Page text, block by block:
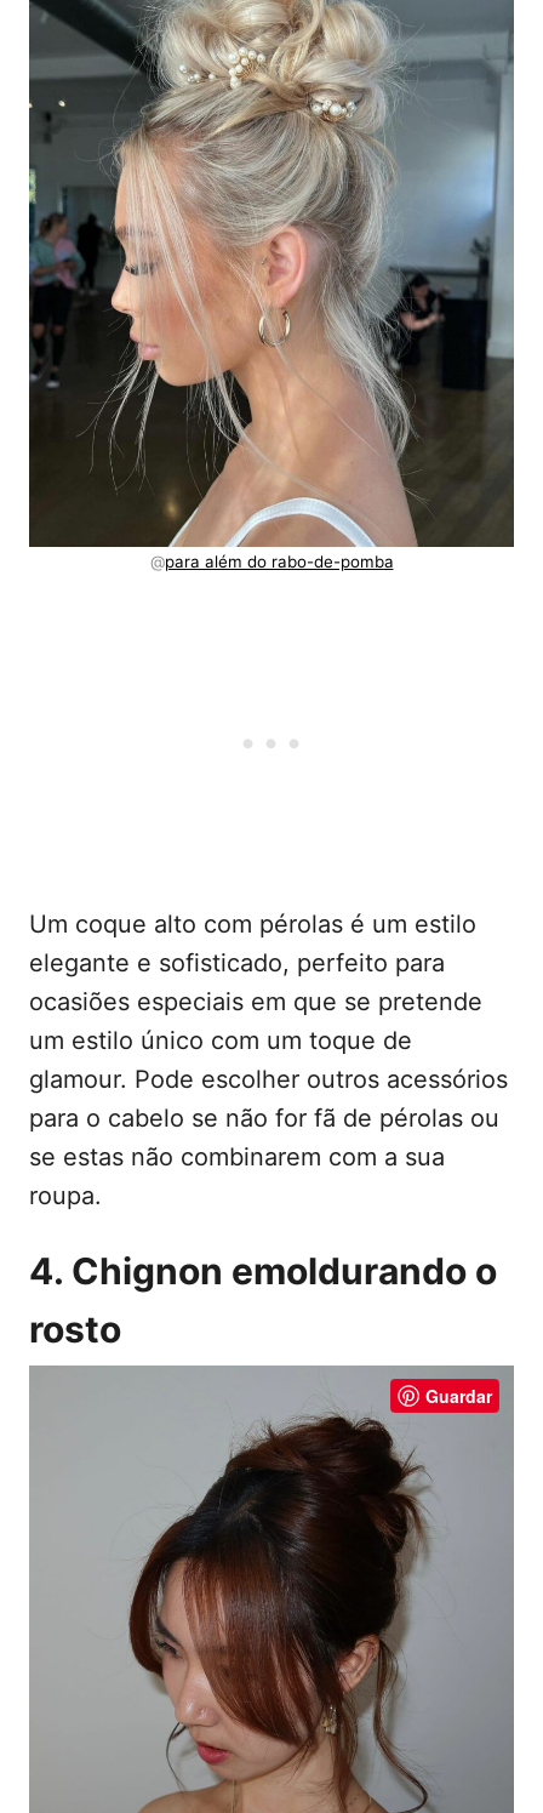
@para além do rabo-de-pomba
Um coque alto com pérolas é um estilo
elegante e sofisticado, perfeito para
ocasiões especiais em que se pretende
um estilo único com um toque de
glamour. Pode escolher outros acessórios
para o cabelo se não for fã de pérolas ou
se estas não combinarem com a sua
roupa.
4. Chignon emoldurando o
rosto
Guardar